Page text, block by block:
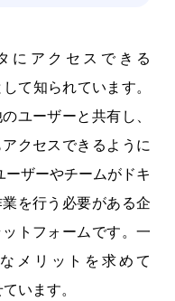
にアクセスできる
て知られています。
ユーザーと共有し、
クセスできるように
ーザーやチームがドキ
を行う必要がある企
トフォームです。一
メリットを求めて
います。